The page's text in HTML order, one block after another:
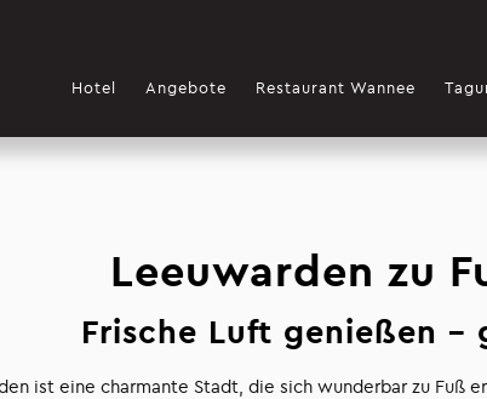
Hotel Angebote Restaurant Wannee
Leeuwarden zu
Frische Luft genießen –
ist eine charmante Stadt, die sich wunderbar zu Fuß